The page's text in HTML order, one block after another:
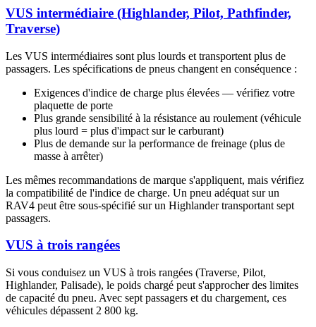
VUS intermédiaire (Highlander, Pilot, Pathfinder,
Traverse)
Les VUS intermédiaires sont plus lourds et transportent plus de
passagers. Les spécifications de pneus changent en conséquence :
Exigences d'indice de charge plus élevées — vérifiez votre
plaquette de porte
Plus grande sensibilité à la résistance au roulement (véhicule
plus lourd = plus d'impact sur le carburant)
Plus de demande sur la performance de freinage (plus de
masse à arrêter)
Les mêmes recommandations de marque s'appliquent, mais vérifiez
la compatibilité de l'indice de charge. Un pneu adéquat sur un
RAV4 peut être sous-spécifié sur un Highlander transportant sept
passagers.
VUS à trois rangées
Si vous conduisez un VUS à trois rangées (Traverse, Pilot,
Highlander, Palisade), le poids chargé peut s'approcher des limites
de capacité du pneu. Avec sept passagers et du chargement, ces
véhicules dépassent 2 800 kg.